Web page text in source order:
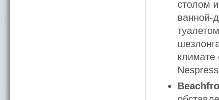
столом
ванной-
климате